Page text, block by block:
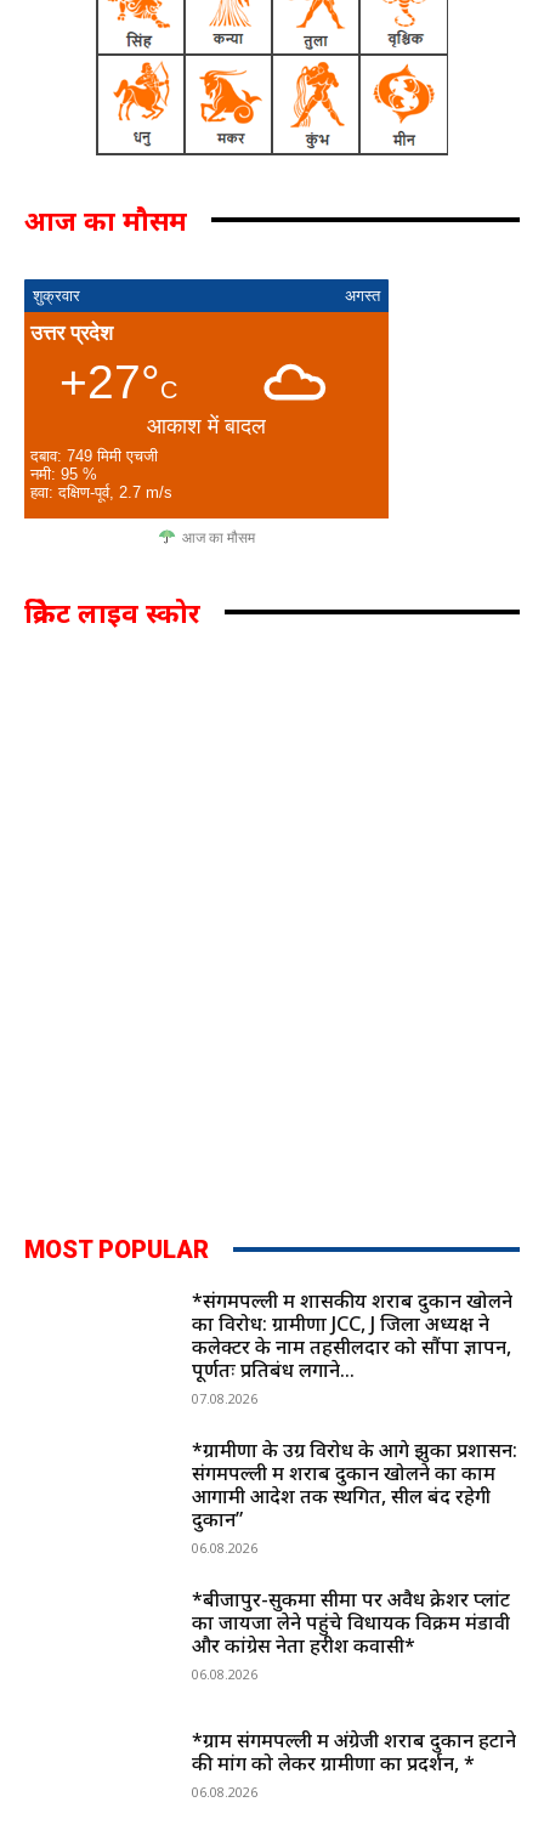
आज का मौसम
शुक्रवार अगस्त
उत्तर प्रदेश
+27°C
आकाश में बादल
दबाव: 749 मिमी एचजी
नमी: 95 %
हवा: दक्षिण-पूर्व, 2.7 m/s
आज का मौसम
क्रिकेट लाइव स्कोर
MOST POPULAR
*संगमपल्ली में शासकीय शराब दुकान खोलने
का विरोध: ग्रामीणों JCC, J जिला अध्यक्ष ने
कलेक्टर के नाम तहसीलदार को सौंपा ज्ञापन,
पूर्णतः प्रतिबंध लगाने...
07.08.2026
*ग्रामीणों के उग्र विरोध के आगे झुका प्रशासन:
संगमपल्ली में शराब दुकान खोलने का काम
आगामी आदेश तक स्थगित, सील बंद रहेगी
दुकान”
06.08.2026
*बीजापुर-सुकमा सीमा पर अवैध क्रेशर प्लांट
का जायजा लेने पहुंचे विधायक विक्रम मंडावी
और कांग्रेस नेता हरीश कवासी*
06.08.2026
*ग्राम संगमपल्ली में अंग्रेजी शराब दुकान हटाने
की मांग को लेकर ग्रामीणों का प्रदर्शन, *
06.08.2026